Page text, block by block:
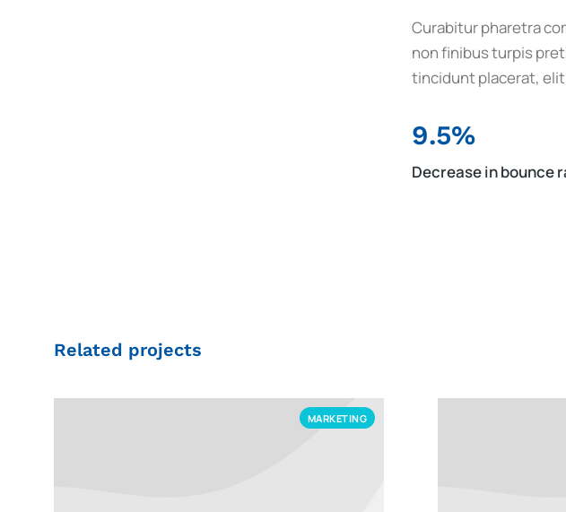
Curabitur pharetra
non finibus turpis
tincidunt placerat, elit
9.5%
Decrease in bounce
Related projects
MARKETING